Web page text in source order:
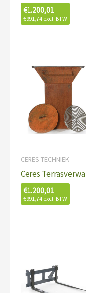
€1.200,01
€991,74 excl. BTW
CERES TECHNIEK
Ceres
€1.200,01
€991,74 excl. BTW